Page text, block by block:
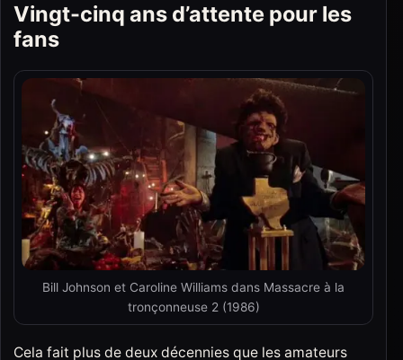
Vingt-cinq ans d’attente pour les
fans
Bill Johnson et Caroline Williams dans Massacre à la
tronçonneuse 2 (1986)
Cela fait plus de deux décennies que les amateurs